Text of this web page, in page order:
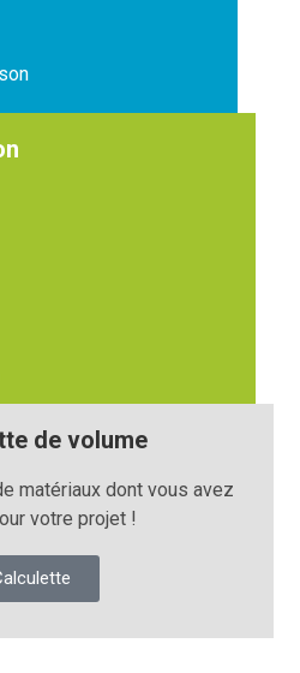
de volume
matériaux dont vous avez
votre projet !